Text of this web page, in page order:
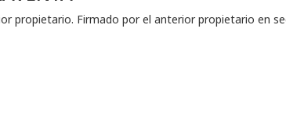
propietario. Firmado por el anterior propietario en